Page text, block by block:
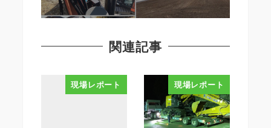
関連記事
現場レポート 現場レポート